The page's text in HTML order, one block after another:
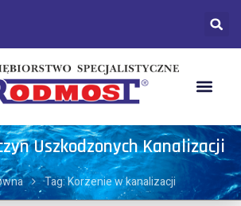
Uszkodzonych Kanalizacji
Tag: Korzenie w kanalizacji